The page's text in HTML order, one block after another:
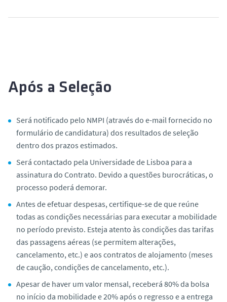
Após a Seleção
Será notificado pelo NMPI (através do e-mail fornecido no
formulário de candidatura) dos resultados de seleção
dentro dos prazos estimados.
Será contactado pela Universidade de Lisboa para a
assinatura do Contrato. Devido a questões burocráticas, o
processo poderá demorar.
Antes de efetuar despesas, certifique-se de que reúne
todas as condições necessárias para executar a mobilidade
no período previsto. Esteja atento às condições das tarifas
das passagens aéreas (se permitem alterações,
cancelamento, etc.) e aos contratos de alojamento (meses
de caução, condições de cancelamento, etc.).
Apesar de haver um valor mensal, receberá 80% da bolsa
no início da mobilidade e 20% após o regresso e a entrega